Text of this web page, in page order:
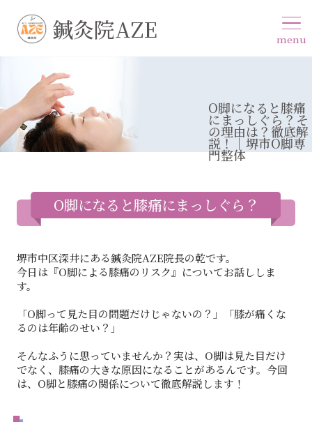
鍼灸院AZE menu
O脚になると膝痛
にまっしぐら？そ
の理由は？徹底解
説！｜堺市O脚専
門整体
O脚になると膝痛にまっしぐら？
堺市中区深井にある鍼灸院AZE院長の乾です。
今日は『O脚による膝痛のリスク』についてお話ししま
す。
「O脚って見た目の問題だけじゃないの？」「膝が痛くな
るのは年齢のせい？」
そんなふうに思っていませんか？実は、O脚は見た目だけ
でなく、膝痛の大きな原因になることがあるんです。今回
は、O脚と膝痛の関係について徹底解説します！